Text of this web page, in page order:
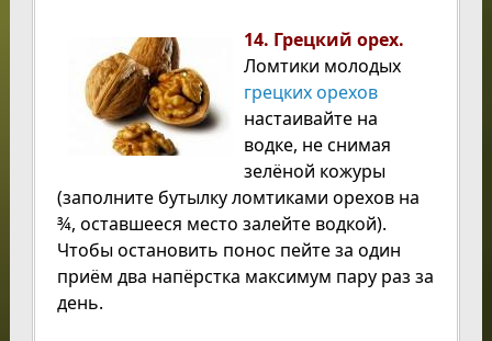
14. Грецкий орех.
Ломтики молодых
грецких орехов
настаивайте на
водке, не снимая
зелёной кожуры
(заполните бутылку ломтиками орехов на
¾, оставшееся место залейте водкой).
Чтобы остановить понос пейте за один
приём два напёрстка максимум пару раз за
день.